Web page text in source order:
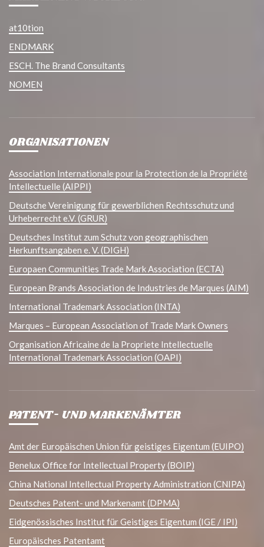
at10tion
ENDMARK
ESCH. The Brand Consultants
NOMEN
ORGANISATIONEN
Association Internationale pour la Protection de la Propriété
Intellectuelle (AIPPI)
Deutsche Vereinigung für gewerblichen Rechtsschutz und
Urheberrecht e.V. (GRUR)
Deutsches Institut zum Schutz von geographischen
Herkunftsangaben e. V. (DIGH)
Europaen Communities Trade Mark Association (ECTA)
European Brands Association de Industries de Marques (AIM)
International Trademark Association (INTA)
Marques – European Association of Trade Mark Owners
Organisation Africaine de la Propriete Intellectuelle
International Trademark Association (OAPI)
PATENT- UND MARKENÄMTER
Amt der Europäischen Union für geistiges Eigentum (EUIPO)
Benelux Office for Intellectual Property (BOIP)
China National Intellectual Property Administration (CNIPA)
Deutsches Patent- und Markenamt (DPMA)
Eidgenössisches Institut für Geistiges Eigentum (IGE / IPI)
Europäisches Patentamt